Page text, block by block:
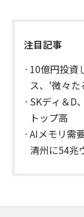
注目記事
10億円投資
ス、'微々
SKディ＆D
トップ高
AIメモリ需
清州に54兆